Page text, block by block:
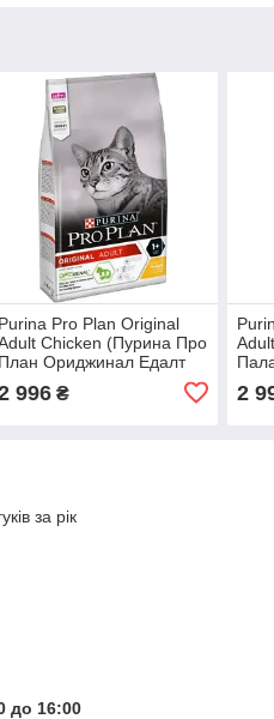
Purina Pro Plan Original
Chicken (Пурина Про
План Ориджинал Едалт
з куркою
996₴ 2
за рік
до 16:00